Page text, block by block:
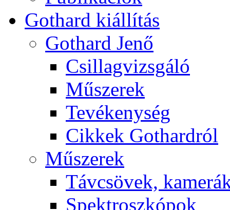
Got­hard ki­ál­lí­tás
Got­hard Je­nő
Csil­lag­vizs­gá­ló
Mű­sze­rek
Te­vé­keny­ség
Cik­kek Got­hard­ról
Mű­sze­rek
Táv­csö­vek,
Spekt­rosz­kó­pok